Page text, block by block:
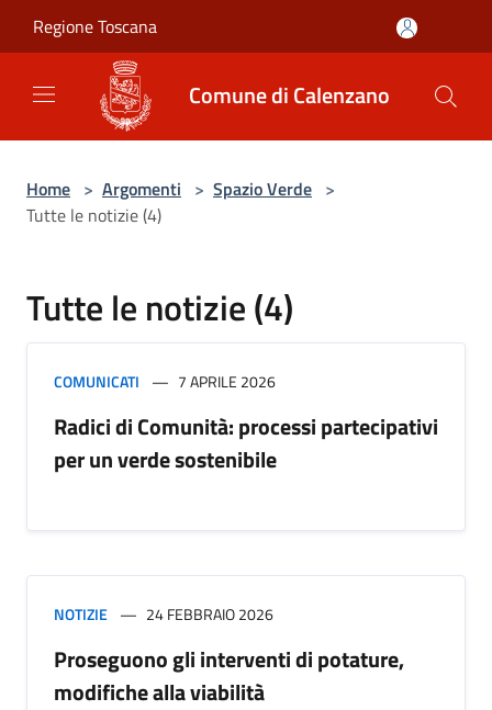
Regione Toscana
Comune di Calenzano
Home > Argomenti > Spazio Verde >
Tutte le notizie (4)
Tutte le notizie (4)
COMUNICATI 7 APRILE 2026
Radici di Comunità: processi partecipativi
per un verde sostenibile
NOTIZIE 24 FEBBRAIO 2026
Proseguono gli interventi di potature,
modifiche alla viabilità